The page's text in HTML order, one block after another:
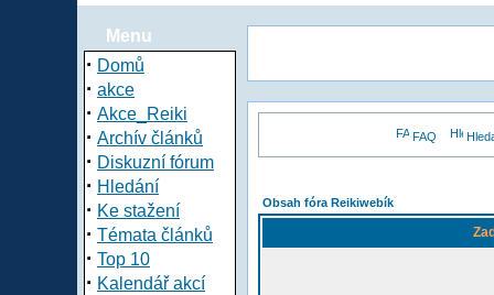
Menu
· Domů
· akce
· Akce_Reiki
· Archív článků
· Diskuzní fórum
· Hledání
· Ke stažení
· Témata článků
· Top 10
· Kalendář akcí
FAQ
Obsah fóra Reikiwebík